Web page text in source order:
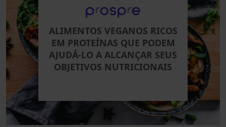
ALIMENTOS VEGANOS RICOS
EM PROTEÍNAS QUE PODEM
AJUDÁ-LO A ALCANÇAR SEUS
OBJETIVOS NUTRICIONAIS